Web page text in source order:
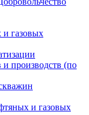
и газовых
и производств (по
и газовых